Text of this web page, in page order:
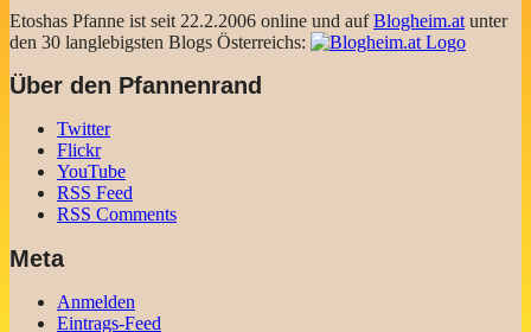
Etoshas Pfanne ist seit 22.2.2006 online und aufBlogheim.at unter
den 30 langlebigsten Blogs Österreichs:
Über den Pfannenrand
Twitter
Flickr
YouTube
RSS Feed
RSS Comments
Meta
Anmelden
Eintrags-Feed